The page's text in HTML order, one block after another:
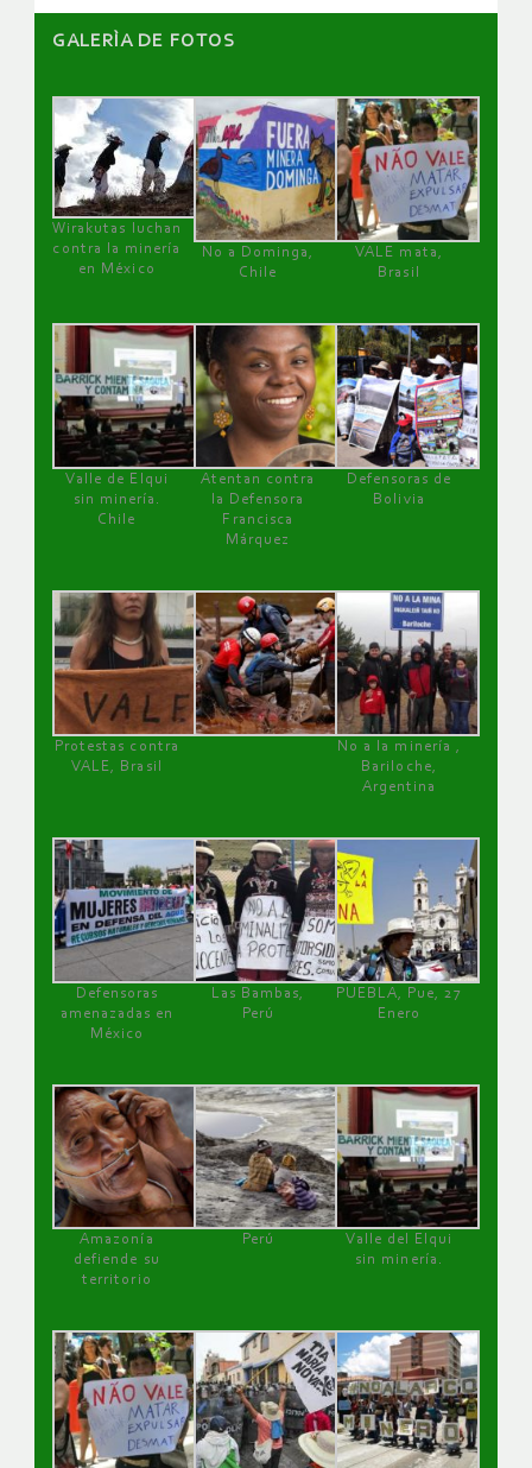
GALERÌA DE FOTOS
Wirakutas luchan
contra la minería
en México
No a Dominga,
Chile
VALE mata,
Brasil
Valle de Elqui
sin minería.
Chile
Atentan contra
la Defensora
Francisca
Márquez
Defensoras de
Bolivia
Protestas contra
VALE, Brasil
No a la minería ,
Bariloche,
Argentina
Defensoras
amenazadas en
México
Las Bambas,
Perú
PUEBLA, Pue, 27
Enero
Amazonía
defiende su
territorio
Perú
Valle del Elqui
sin minería.